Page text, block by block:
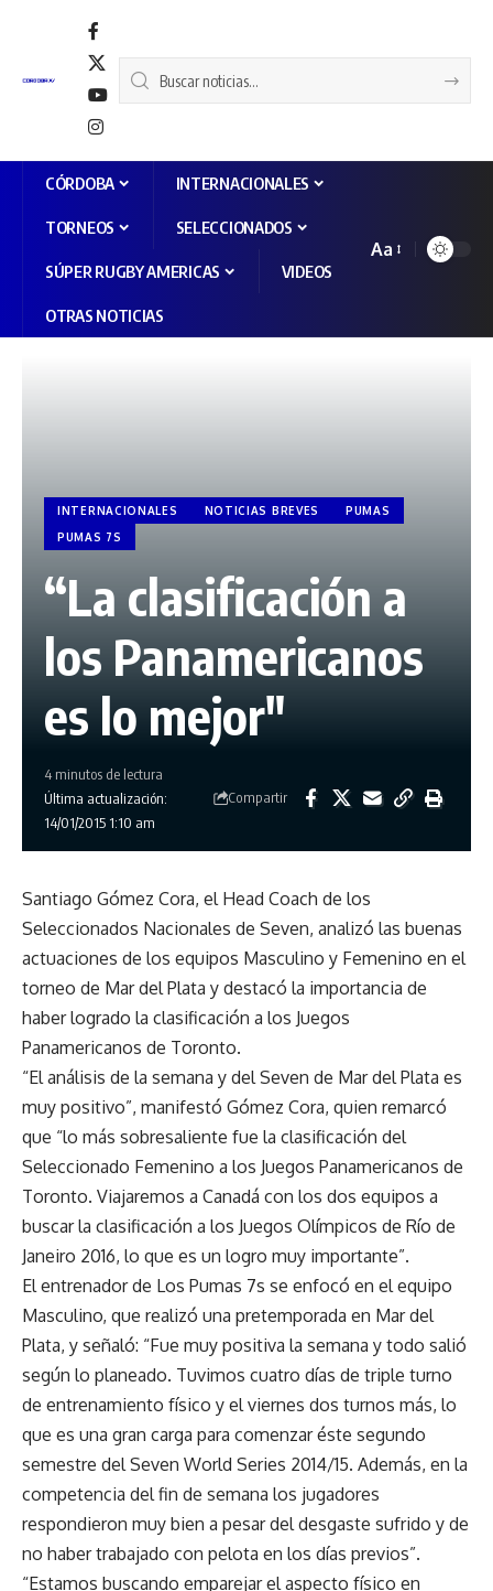
CÓRDOBA INTERNACIONALES
TORNEOS SELECCIONADOS
SÚPER RUGBY AMERICAS VIDEOS
OTRAS NOTICIAS
Aa
INTERNACIONALES NOTICIAS BREVES
PUMAS
PUMAS 7S
“La clasificación a
los Panamericanos
es lo mejor"
Última actualización:
14/01/2015 1:10 am
4 minutos de lectura
Compartir
Santiago Gómez Cora, el Head Coach de los
Seleccionados Nacionales de Seven, analizó las buenas
actuaciones de los equipos Masculino y Femenino en el
torneo de Mar del Plata y destacó la importancia de
haber logrado la clasificación a los Juegos
Panamericanos de Toronto.
“El análisis de la semana y del Seven de Mar del Plata es
muy positivo”, manifestó Gómez Cora, quien remarcó
que “lo más sobresaliente fue la clasificación del
Seleccionado Femenino a los Juegos Panamericanos de
Toronto. Viajaremos a Canadá con los dos equipos a
buscar la clasificación a los Juegos Olímpicos de Río de
Janeiro 2016, lo que es un logro muy importante”.
El entrenador de Los Pumas 7s se enfocó en el equipo
Masculino, que realizó una pretemporada en Mar del
Plata, y señaló: “Fue muy positiva la semana y todo salió
según lo planeado. Tuvimos cuatro días de triple turno
de entrenamiento físico y el viernes dos turnos más, lo
que es una gran carga para comenzar éste segundo
semestre del Seven World Series 2014/15. Además, en la
competencia del fin de semana los jugadores
respondieron muy bien a pesar del desgaste sufrido y de
no haber trabajado con pelota en los días previos”.
“Estamos buscando emparejar el aspecto físico en